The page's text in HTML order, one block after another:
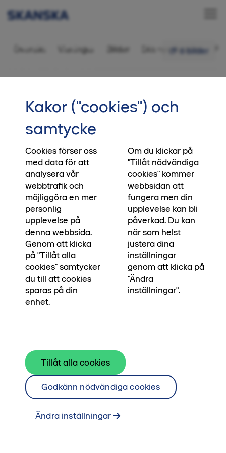
6 bilder
Bostadsrätt 4 rok,
Översikt Visningar Bilder Ditt nya kvarter
Letar du fortfarande efter en bostad
i Järvastaden?
Det finns fortfarande ett urval bostadsrätter till
salu i Brf Kaprifolen som ligger i samma kvarter.
Här är det enkelt att njuta av det bekymmersfria
livet i ett område med allt du kan önska. Du har
lika nära till populära Mulle Meckparken, i
Igelbäckens naturreservat väntar sköna löpturer
och direkt utanför Kaprifolen finns en
kvarterspark för sköna dagar med avkoppling
och lek.
Ta mig till Kaprifolen
Kakor ("cookies") och
samtycke
Cookies förser oss
med data för att
analysera vår
webbtrafik och
möjliggöra en mer
personlig
upplevelse på
denna webbsida.
Genom att klicka
på "Tillåt alla
cookies" samtycker
du till att cookies
sparas på din
enhet.
Om du klickar på
"Tillåt nödvändiga
cookies" kommer
webbsidan att
fungera men din
upplevelse kan bli
påverkad. Du kan
när som helst
justera dina
inställningar
genom att klicka på
"Ändra
inställningar".
Ändra inställningar
Godkänn nödvändiga cookies
Tillåt alla cookies